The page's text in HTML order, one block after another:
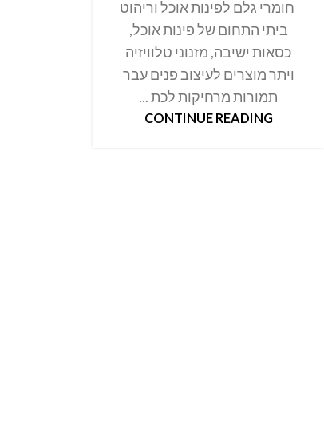
חומרי גלם לפינות אוכל וריהוט
ביתי התחום של פינות אוכל,
כסאות ישיבה, מזנוני טלוויזיה
ויתר מוצרים לעיצוב פנים עבר
תמורות מרחיקות לכת ...
CONTINUE READING